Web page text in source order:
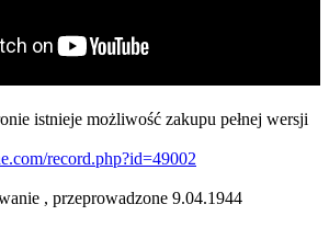
istnieje możliwość zakupu pełnej wersji
record.php?id=49002
, przeprowadzone 9.04.1944